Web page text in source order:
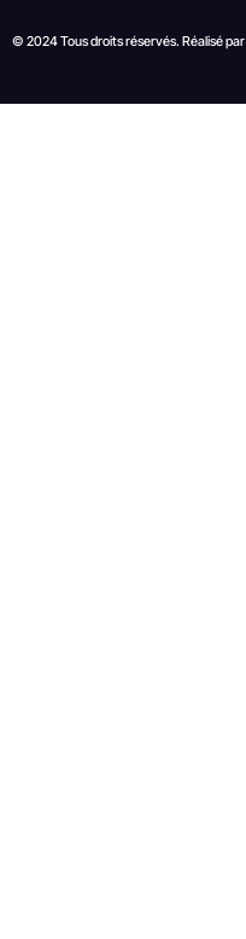
© 2024 Tous droits réservés. Réalisé par